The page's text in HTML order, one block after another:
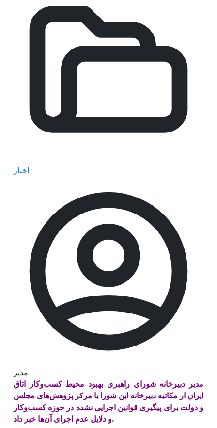
اخبار
مدیر
مدیر دبیرخانه شورای راهبری بهبود محیط کسب‌وکار اتاق
ایران از مکاتبه دبیرخانه این شورا با مرکز پژوهش‌های مجلس
و دولت برای پیگیری قوانین اجرایی نشده در حوزه کسب‌وکار
و دلایل عدم اجرای آن‌ها خبر داد.